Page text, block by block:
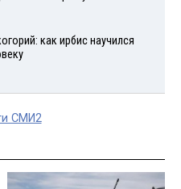
как ирбис научился
СМИ2